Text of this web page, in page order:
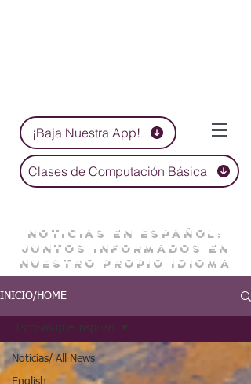
¡Baja Nuestra App!
Clases de Computación Básica
NOTICIAS EN ESPAÑOL:
JUNTOS INFORMADOS EN
NUESTRO PROPIO IDIOMA
INICIO/HOME
Noticias/ All News
English
Historias que inspiran